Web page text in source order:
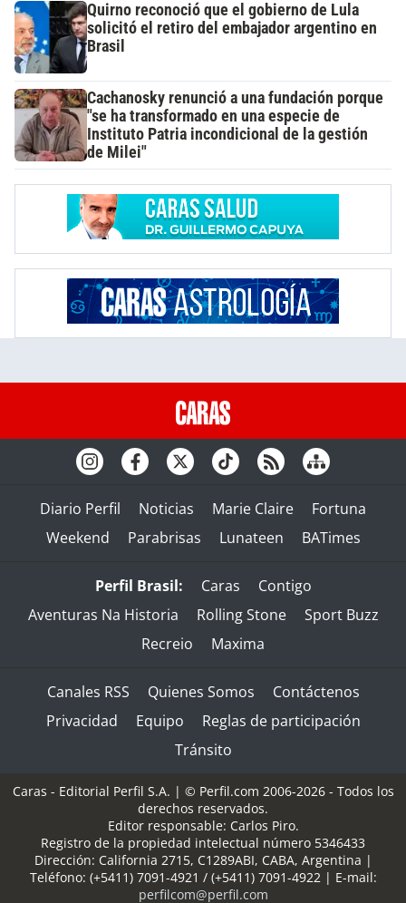
Quirno reconoció que el gobierno de Lula
solicitó el retiro del embajador argentino en
Brasil
Cachanosky renunció a una fundación porque
"se ha transformado en una especie de
Instituto Patria incondicional de la gestión
de Milei"
Diario Perfil Noticias Marie Claire
Fortuna
Weekend
Parabrisas Lunateen BATimes
Perfil Brasil: Caras
Contigo
Aventuras Na Historia
Rolling Stone
Sport Buzz
Recreio
Maxima
Canales RSS Quienes Somos
Contáctenos
Privacidad
Equipo
Reglas de participación
Tránsito
Caras - Editorial Perfil S.A. | © Perfil.com 2006-2026 - Todos los
derechos reservados.
Editor responsable: Carlos Piro.
Registro de la propiedad intelectual número 5346433
Dirección: California 2715, C1289ABI, CABA, Argentina |
Teléfono: (+5411) 7091-4921 / (+5411) 7091-4922| E-mail:
perfilcom@perfil.com